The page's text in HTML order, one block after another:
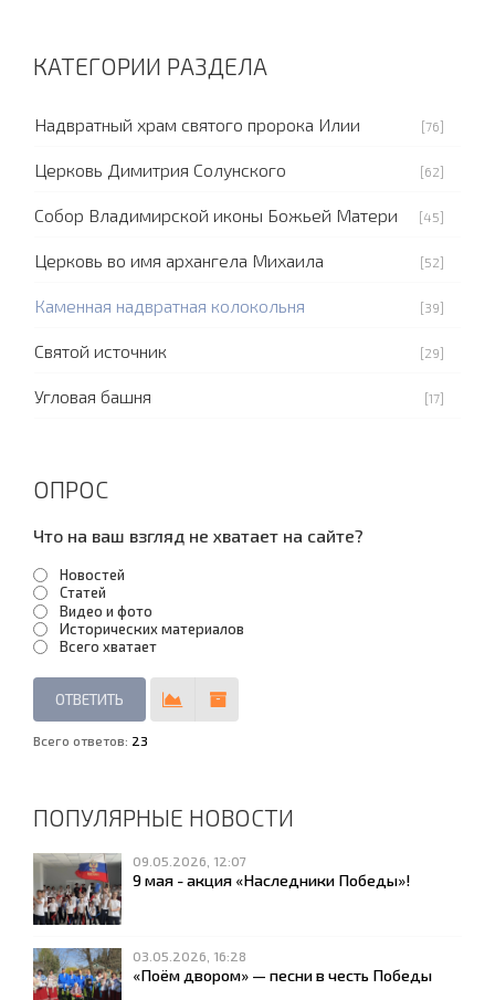
КАТЕГОРИИ РАЗДЕЛА
Надвратный храм святого пророка Илии [76]
Церковь Димитрия Солунского [62]
Собор Владимирской иконы Божьей Матери [45]
Церковь во имя архангела Михаила [52]
Каменная надвратная колокольня [39]
Святой источник [29]
Угловая башня [17]
ОПРОС
Что на ваш взгляд не хватает на сайте?
Новостей
Статей
Видео и фото
Исторических материалов
Всего хватает
Всего ответов: 23
ПОПУЛЯРНЫЕ НОВОСТИ
09.05.2026, 12:07
9 мая - акция «Наследники Победы»!
03.05.2026, 16:28
«Поём двором» — песни в честь Победы